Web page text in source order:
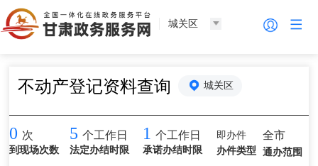
城关区
不动产登记资料查询 城关区
0 次
到现场次数
5 个工作日
法定办结时限
1 个工作日
承诺办结时限
即办件
办件类型
全市
通办范围